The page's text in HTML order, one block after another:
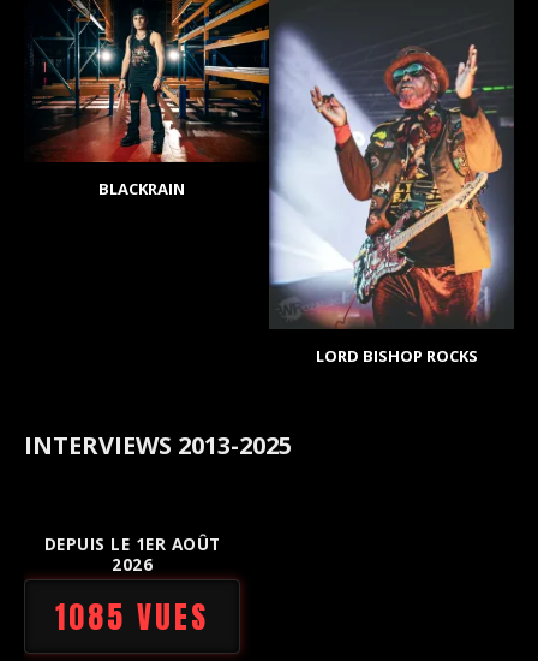
BLACKRAIN
LORD BISHOP ROCKS
INTERVIEWS 2013-2025
DEPUIS LE 1ER AOÛT
2026
1085 VUES